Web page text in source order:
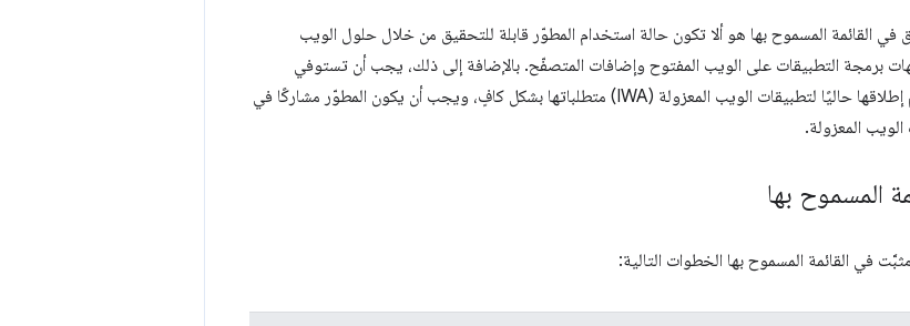
القائمة المسموح بها هو ألا تكون حالة استخدام المطوّر قابلة للتحقيق من خلال حلول الويب
برمجة التطبيقات على الويب المفتوح وإضافات المتصفّح. بالإضافة إلى ذلك، يجب أن تستوفي
واجهات برمجة التطبيقات التي تم إطلاقها حاليًا لتطبيقات الويب المعزولة (IWA) متطلباتها بشكل كافٍ، ويجب أن يكون المطوّر مشاركًا في
الويب المعزولة.
المسموح بها
في القائمة المسموح بها الخطوات التالية: